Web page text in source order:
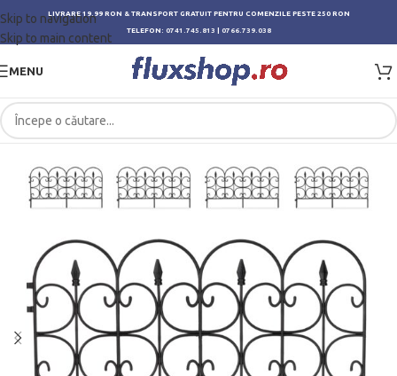
Skip to navigation
Skip to main content
LIVRARE 19.99 RON & TRANSPORT GRATUIT PENTRU COMENZILE PESTE 250 RON
TELEFON: 0741.745.813 0766.739.038
MENU